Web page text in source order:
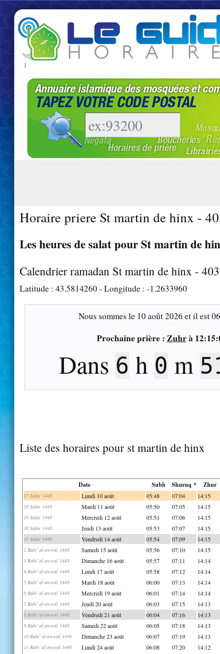
|
Horaire priere St martin de hinx -
Les heures de salat pour St martin de
Calendrier ramadan St martin de hinx -
Latitude : 43.5814260- Longitude : -1.2633960
Nous sommes le 10 août 2026 et il est
Prochaine prière : Zuhrà
Dans 6 h 0 m
Liste des horaires pour st martin de hinx
Date Subh Shuruq * Zhur
27 Safar 1448 Lundi 10 août 05:48 07:04 14:15
28 Safar 1448 Mardi 11 août 05:50 07:05 14:15
29 Safar 1448 Mercredi 12 août 05:51 07:06 14:15
30 Safar 1448 Jeudi 13 août 05:53 07:07 14:15
31 Safar 1448 Vendredi 14 août 05:54 07:09 14:15
2 Rabi' al-awwal 1448 Samedi 15 août 05:56 07:10 14:15
3 Rabi' al-awwal 1448 Dimanche 16 août 05:57 07:11 14:14
4 Rabi' al-awwal 1448 Lundi 17 août 05:58 07:12 14:14
5 Rabi' al-awwal 1448 Mardi 18 août 06:00 07:13 14:14
6 Rabi' al-awwal 1448 Mercredi 19 août 06:01 07:14 14:14
7 Rabi' al-awwal 1448 Jeudi 20 août 06:03 07:15 14:13
8 Rabi' al-awwal 1448 Vendredi 21 août 06:04 07:16 14:13
9 Rabi' al-awwal 1448 Samedi 22 août 06:05 07:18 14:13
10 Rabi' al-awwal 1448 Dimanche 23 août 06:07 07:19 14:13
11 Rabi' al-awwal 1448 Lundi 24 août 06:08 07:20 14:12